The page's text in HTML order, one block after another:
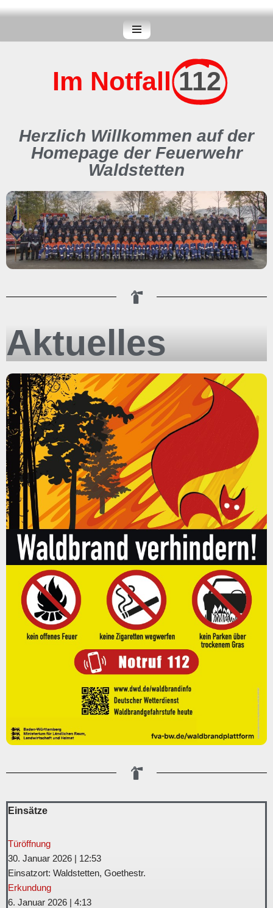
Im Notfall 112
Herzlich Willkommen auf der
Homepage der Feuerwehr
Waldstetten
Aktuelles
Einsätze
Türöffnung
30. Januar 2026 | 12:53
Einsatzort: Waldstetten, Goethestr.
Erkundung
6. Januar 2026 | 4:13